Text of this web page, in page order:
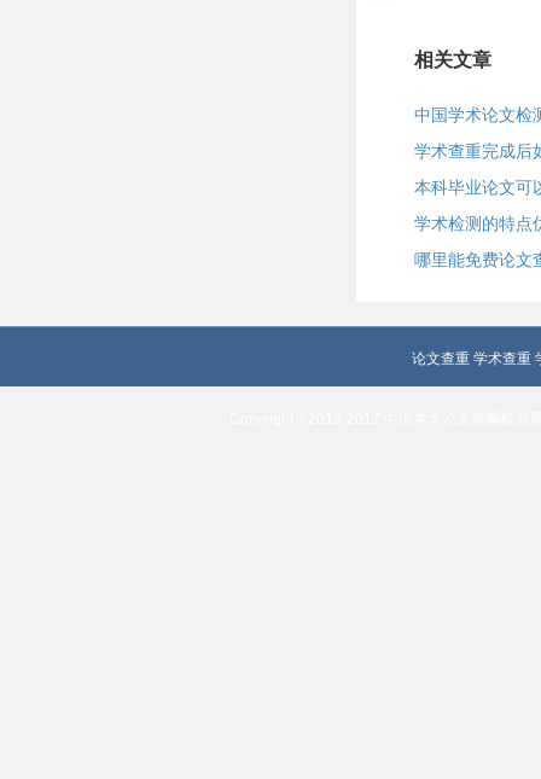
相关文章
中国学术论文检
学术查重完成后
本科毕业论文可
学术检测的特点
哪里能免费论文
论文查重 学术查重